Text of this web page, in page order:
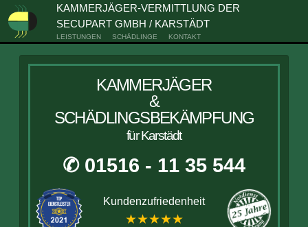
KAMMERJÄGER-VERMITTLUNG DER
SECUPART GMBH / KARSTÄDT
LEISTUNGEN SCHÄDLINGE KONTAKT
KAMMERJÄGER
&
SCHÄDLINGSBEKÄMPFUNG
für Karstädt
✆ 01516 - 11 35 544
Kundenzufriedenheit
★★★★★